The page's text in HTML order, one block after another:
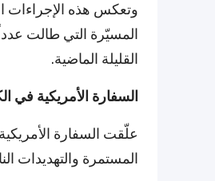
وتعكس هذه الإجراءات
المسيّرة التي طالت
القليلة الماضية.
السفارة الأمريكية في
علّقت السفارة
المستمرة والتهديدات